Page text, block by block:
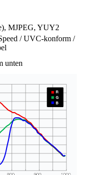
MJPEG, YUY2
/ UVC-konform /
unten